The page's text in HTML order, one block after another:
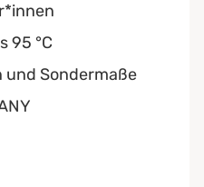
95 °C
und Sondermaße